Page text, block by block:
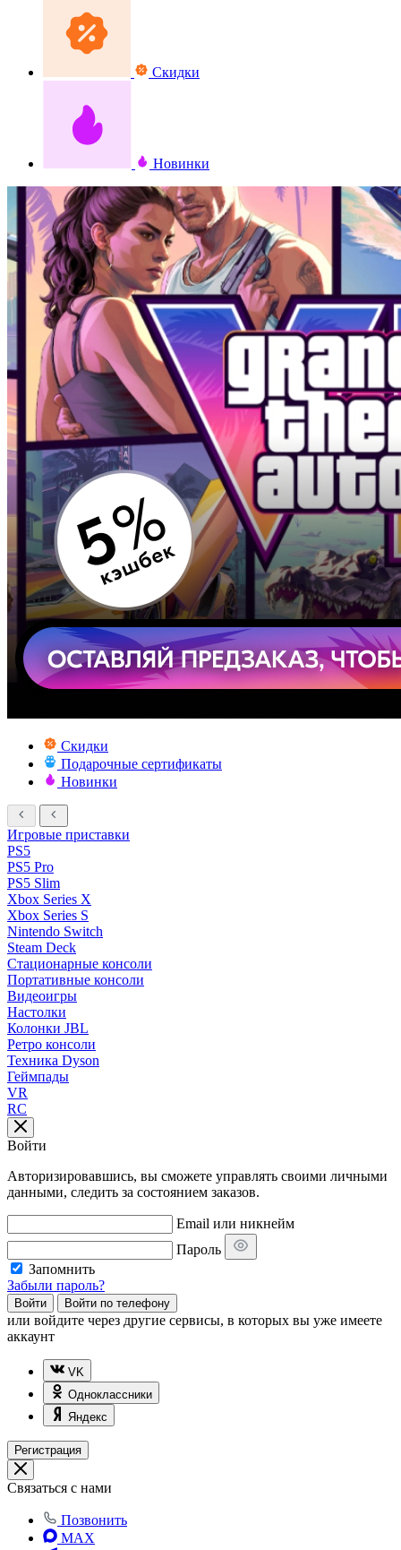
Скидки
Новинки
Скидки
Подарочные сертификаты
Новинки
Игровые приставки
PS5
PS5 Pro
PS5 Slim
Xbox Series X
Xbox Series S
Nintendo Switch
Steam Deck
Стационарные консоли
Портативные консоли
Видеоигры
Настолки
Колонки JBL
Ретро консоли
Техника Dyson
Геймпады
VR
RC
Войти
Авторизировавшись, вы сможете управлять своими личными
данными, следить за состоянием заказов.
Email или никнейм
Пароль
Запомнить
Забыли пароль?
Войти Войти по телефону
или войдите через другие сервисы, в которых вы уже имеете
аккаунт
VK
Одноклассники
Яндекс
Регистрация
Связаться с нами
Позвонить
MAX